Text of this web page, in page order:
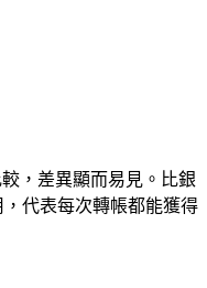
，差異顯而易見。比銀
代表每次轉帳都能獲得